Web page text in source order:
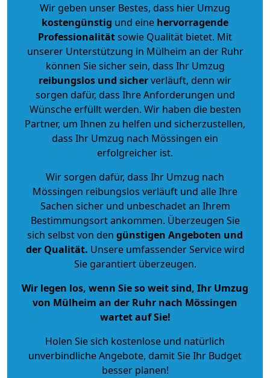
Wir geben unser Bestes, dass hier Umzug
kostengünstig und eine hervorragende
Professionalitätsowie Qualität bietet. Mit
unserer Unterstützung in Mülheim an der Ruhr
können Sie sicher sein, dass Ihr Umzug
reibungslos und sicherverläuft, denn wir
sorgen dafür, dass Ihre Anforderungen und
Wünsche erfüllt werden. Wir haben die besten
Partner, um Ihnen zu helfen und sicherzustellen,
dass Ihr Umzug nach Mössingen ein
erfolgreicher ist.
Wir sorgen dafür, dass Ihr Umzug nach
Mössingen reibungslos verläuft und alle Ihre
Sachen sicher und unbeschadet an Ihrem
Bestimmungsort ankommen. Überzeugen Sie
sich selbst von den günstigen Angeboten und
der Qualität. Unsere umfassender Service wird
Sie garantiert überzeugen.
Wir legen los, wenn Sie so weit sind, Ihr Umzug
von Mülheim an der Ruhr nach Mössingen
wartet auf Sie!
Holen Sie sich kostenlose und natürlich
unverbindliche Angebote, damit Sie Ihr Budget
besser planen!